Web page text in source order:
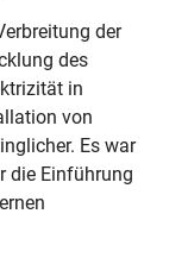
der
des
in
von
Es war
die Einführung